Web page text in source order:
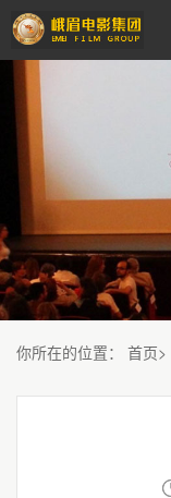
你所在的位置： 首页>